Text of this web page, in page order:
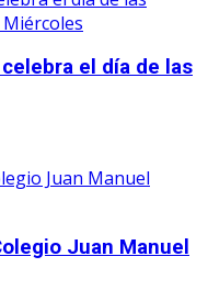
el día de las
Juan Manuel